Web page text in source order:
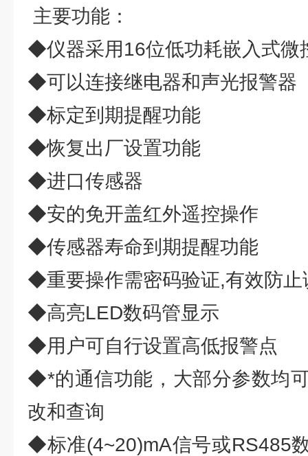
主要功能：
◆仪器采用16位低功耗嵌入式微
◆可以连接继电器和声光报警器
◆标定到期提醒功能
◆恢复出厂设置功能
◆进口传感器
◆安的免开盖红外遥控操作
◆传感器寿命到期提醒功能
◆重要操作需密码验证,有效防止
◆高亮LED数码管显示
◆用户可自行设置高低报警点
◆*的通信功能，大部分参数均
改和查询
◆标准(4~20)mA信号或RS485